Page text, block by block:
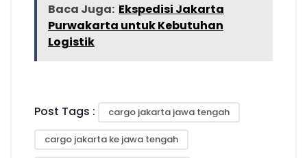
Baca Juga: Ekspedisi Jakarta
Purwakarta untuk Kebutuhan
Logistik
Post Tags : cargo jakarta jawa tengah
cargo jakarta ke jawa tengah